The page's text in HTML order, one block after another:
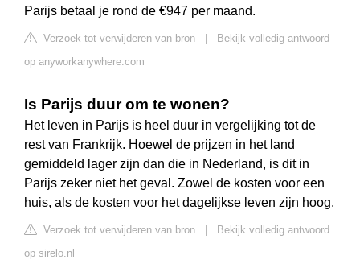
Parijs betaal je rond de €947 per maand.
Verzoek tot verwijderen van bron
Bekijk volledig antwoord
op anyworkanywhere.com
Is Parijs duur om te wonen?
Het leven in Parijs is heel duur in vergelijking tot de
rest van Frankrijk. Hoewel de prijzen in het land
gemiddeld lager zijn dan die in Nederland, is dit in
Parijs zeker niet het geval. Zowel de kosten voor een
huis, als de kosten voor het dagelijkse leven zijn hoog.
Verzoek tot verwijderen van bron
Bekijk volledig antwoord
op sirelo.nl